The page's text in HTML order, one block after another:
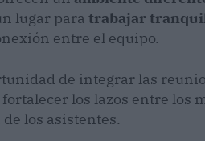
lugar para trabajar
entre el equipo.
de integrar las
los lazos entre los
los asistentes.